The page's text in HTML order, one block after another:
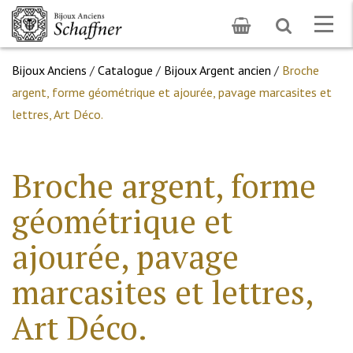
Toggle
search
Bijoux Anciens / Catalogue / Bijoux Argent ancien / Broche
argent, forme géométrique et ajourée, pavage marcasites et
lettres, Art Déco.
Broche argent, forme
géométrique et
ajourée, pavage
marcasites et lettres,
Art Déco.